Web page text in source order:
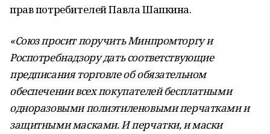
прав потребителей Павла Шапкина.
«Союз просит поручить Минпромторгу и
Роспотребнадзору дать соответствующие
предписания торговле об обязательном
обеспечении всех покупателей бесплатными
одноразовыми полиэтиленовыми перчатками и
защитными масками. И перчатки, и маски